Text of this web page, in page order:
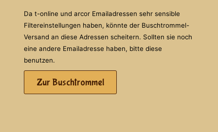
Da t-online und arcor Emailadressen sehr sensible
Filtereinstellungen haben, könnte der Buschtrommel-
Versand an diese Adressen scheitern. Sollten sie noch
eine andere Emailadresse haben, bitte diese
benutzen.
Zur Buschtrommel